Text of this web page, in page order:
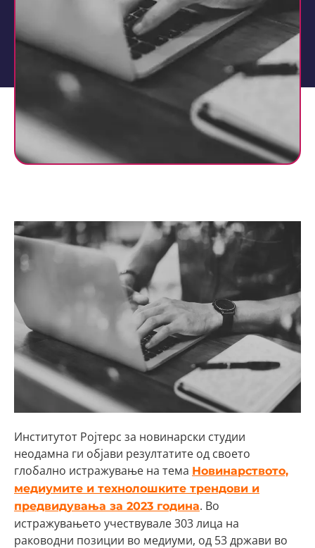
Институтот Ројтерс за новинарски студии
неодамна ги објави резултатите од своето
глобално истражување на тема Новинарството,
медиумите и технолошките трендови и
предвидувања за 2023 година. Во
истражувањето учествувале 303 лица на
раководни позиции во медиуми, од 53 држави во